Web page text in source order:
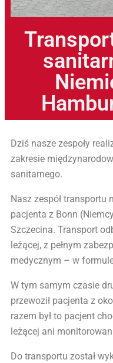
Dziś nasze zespoły
zakresie
sanitarnego.
Nasz zespół transportu
pacjenta z Bonn
Szczecina. Transport
leżącej, z pełnym
medycznym – w
W tym samym czasie
przewoził pacjenta z
razem był to pacjent
leżącej ani
Do transportu został